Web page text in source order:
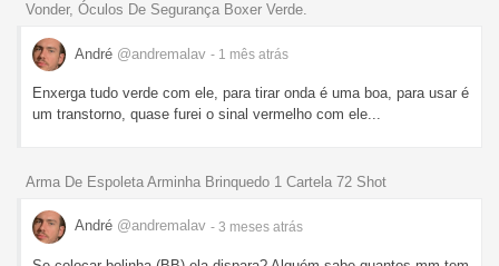
Vonder, Óculos De Segurança Boxer Verde.
André @andremalav - 1 mês atrás
Enxerga tudo verde com ele, para tirar onda é uma boa, para usar é
um transtorno, quase furei o sinal vermelho com ele...
Arma De Espoleta Arminha Brinquedo 1 Cartela 72 Shot
André @andremalav - 3 meses atrás